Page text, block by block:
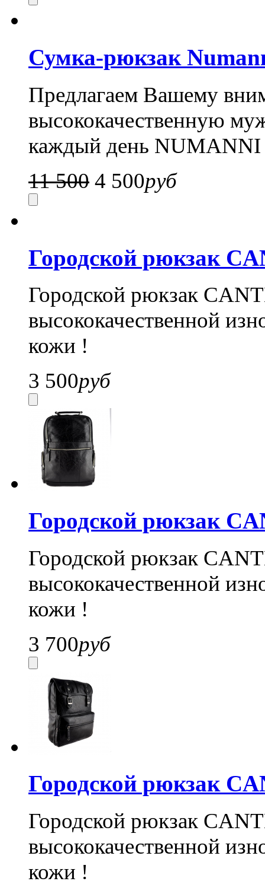
Сумка-рюкзак
Предлагаем Вашему
высококачественную
каждый день NUMANNI
11 500 4 500руб
Городской рюкзак
Городской рюкзак
высококачественной
кожи !
3 500руб
Городской рюкзак
Городской рюкзак
высококачественной
кожи !
3 700руб
Городской рюкзак
Городской рюкзак
высококачественной
кожи !